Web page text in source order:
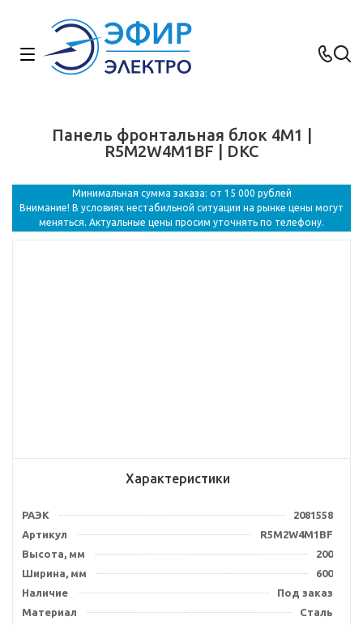
Панель фронтальная блок 4M1 |
R5M2W4M1BF | DKC
Минимальная сумма заказа: от 15 000 рублей
Внимание! В условиях нестабильной ситуации на рынке цены могут
меняться. Актуальные цены просим уточнять по телефону.
Характеристики
РАЭК
2081558
Артикул
R5M2W4M1BF
Высота, мм
200
Ширина, мм
600
Наличие
Под заказ
Материал
Сталь